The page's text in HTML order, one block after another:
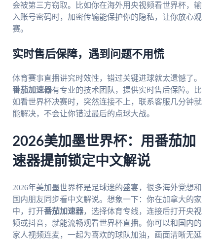
会被第三方窃取。比如你在海外用央视频看世界杯，输
入账号密码时，加密传输能保护你的隐私，让你放心观
赛。
实时售后保障，遇到问题不用慌
体育赛事直播讲究时效性，错过关键进球就太遗憾了。
番茄加速器有专业的技术团队，提供实时售后保障。比
如看世界杯决赛时，突然连接不上，联系客服几分钟就
能解决，不会让你错过最后的点球大战。
2026美加墨世界杯：用番茄加
速器提前锁定中文解说
2026年美加墨世界杯是足球迷的盛宴，很多海外党想和
国内朋友同步看中文解说。想象一下：你在加拿大的家
中，打开番茄加速器，选择体育专线，连接后打开央视
频或抖音，就能流畅观看世界杯直播。你可以和国内的
家人视频连麦，一起为喜欢的球队加油，画面清晰无延